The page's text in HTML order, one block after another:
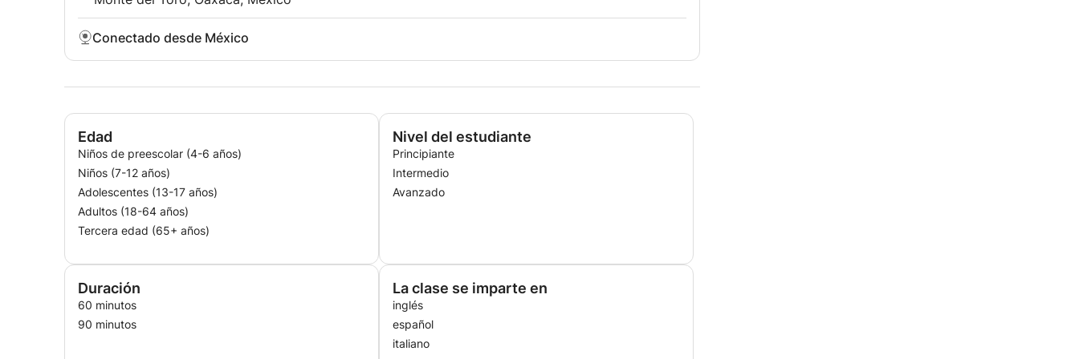
Conectado desde México
Edad
Niños de preescolar (4-6 años)
Niños (7-12 años)
Adolescentes (13-17 años)
Adultos (18-64 años)
Tercera edad (65+ años)
Nivel del estudiante
Principiante
Intermedio
Avanzado
Duración
60 minutos
90 minutos
La clase se imparte en
inglés
español
italiano